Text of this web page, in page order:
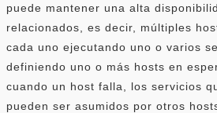
puede mantener una alta
relacionados, es decir, múltiples
cada uno ejecutando uno o varios
definiendo uno o más hosts en
cuando un host falla, los servicios
pueden ser asumidos por otros